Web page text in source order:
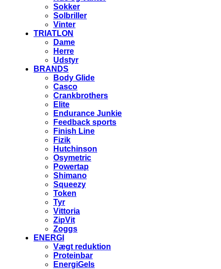
Sokker
Solbriller
Vinter
TRIATLON
Dame
Herre
Udstyr
BRANDS
Body Glide
Casco
Crankbrothers
Elite
Endurance Junkie
Feedback sports
Finish Line
Fizik
Hutchinson
Osymetric
Powertap
Shimano
Squeezy
Token
Tyr
Vittoria
ZipVit
Zoggs
ENERGI
Vægt reduktion
Proteinbar
EnergiGels